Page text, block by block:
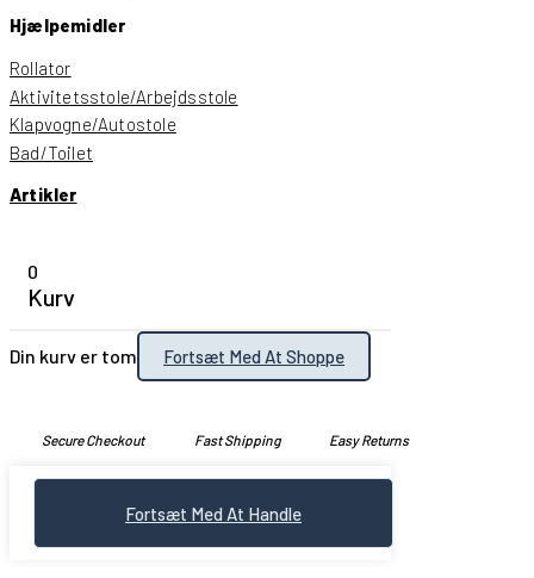
Hjælpemidler
Rollator
Aktivitetsstole/Arbejdsstole
Klapvogne/Autostole
Bad/Toilet
Artikler
0
Kurv
Din kurv er tom Fortsæt Med At Shoppe
Secure Checkout Fast Shipping Easy Returns
Fortsæt Med At Handle